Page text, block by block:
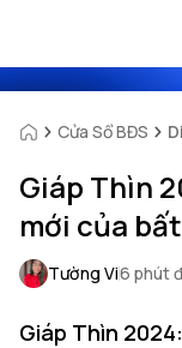
Cửa Sổ BĐS
Giáp Thìn
mới của
Tường Vi6 phút
Giáp Thìn